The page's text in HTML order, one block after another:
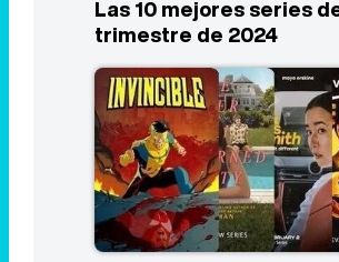
Las 10 mejores series
trimestre de 2024